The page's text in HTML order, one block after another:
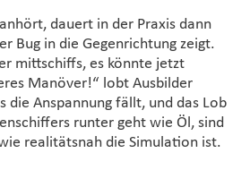
dauert in der Praxis dann
Bug in die Gegenrichtung zeigt.
mittschiffs, es könnte jetzt
Manöver!“ lobt Ausbilder
die Anspannung fällt, und das Lob
runter geht wie Öl, sind
realitätsnah die Simulation ist.